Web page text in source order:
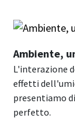
Ambiente,
L'interazione
effetti
presentiamo
perfetto.